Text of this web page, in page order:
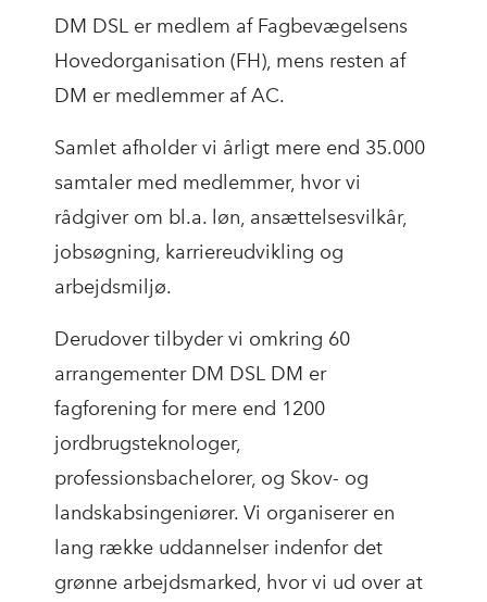
DM DSL er medlem af Fagbevægelsens
Hovedorganisation (FH), mens resten af
DM er medlemmer af AC.
Samlet afholder vi årligt mere end 35.000
samtaler med medlemmer, hvor vi
rådgiver om bl.a. løn, ansættelsesvilkår,
jobsøgning, karriereudvikling og
arbejdsmiljø.
Derudover tilbyder vi omkring 60
arrangementer DM DSL DM er
fagforening for mere end 1200
jordbrugsteknologer,
professionsbachelorer, og Skov- og
landskabsingeniører. Vi organiserer en
lang række uddannelser indenfor det
grønne arbejdsmarked, hvor vi ud over at